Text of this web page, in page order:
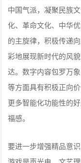
中国气派，凝聚民族
化、革命文化、中华
的主旋律，积极传递
彩地展现新时代的风
达。数字内容包罗万
等方面具有积极正向
更多智能化功能性的
福感。
要进一步增强精品意